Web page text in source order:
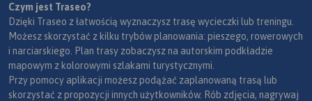
Czym jest Traseo?
Dzięki Traseo z łatwością wyznaczysz trasę wycieczki lub treningu.
Możesz skorzystać z kilku trybów planowania: pieszego, rowerowych
i narciarskiego. Plan trasy zobaczysz na autorskim podkładzie
mapowym z kolorowymi szlakami turystycznymi.
Przy pomocy aplikacji możesz podążać zaplanowaną trasą lub
skorzystać z propozycji innych użytkowników. Rób zdjęcia, nagrywaj